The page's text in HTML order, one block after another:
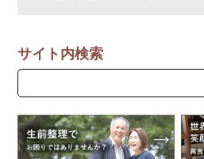
サイト内検索